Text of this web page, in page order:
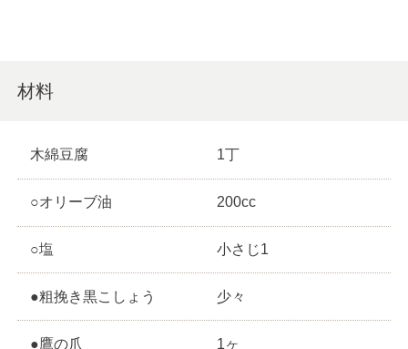
材料
木綿豆腐 1丁
○オリーブ油 200cc
○塩 小さじ1
●粗挽き黒こしょう 少々
●鷹の爪 1ヶ